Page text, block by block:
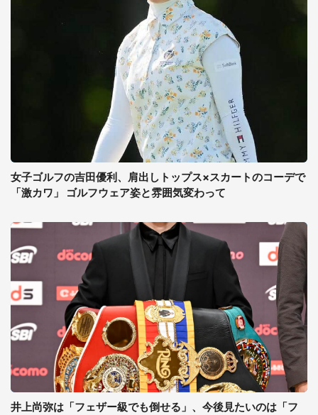
女子ゴルフの吉田優利、肩出しトップス×スカートのコーデで
「激カワ」 ゴルフウェア姿と雰囲気変わって
井上尚弥は「フェザー級でも倒せる」、今後見たいのは「フ